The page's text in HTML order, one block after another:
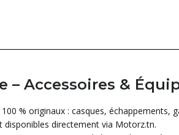
Accessoires &
% originaux : casques,
disponibles directement via Motorz.tn.